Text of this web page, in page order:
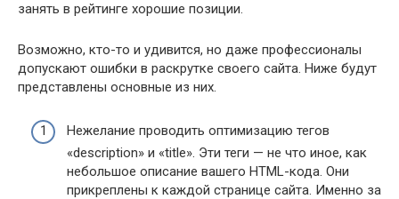
занять в рейтинге хорошие позиции.
Возможно, кто-то и удивится, но даже профессионалы
допускают ошибки в раскрутке своего сайта. Ниже будут
представлены основные из них.
Нежелание проводить оптимизацию тегов
«description» и «title». Эти теги — не что иное, как
небольшое описание вашего HTML-кода. Они
прикреплены к каждой странице сайта. Именно за